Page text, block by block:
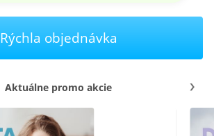
Rýchla objednávka
Aktuálne promo akcie